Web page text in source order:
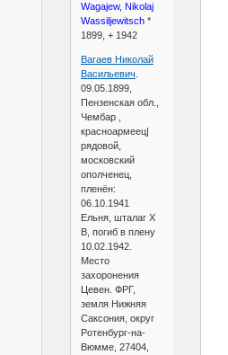
Wagajew, Nikolaj
Wassiljewitsch *
1899, + 1942
Вагаев Николай
Васильевич
09.05.1899,
Пензенская обл.,
Чембар ,
красноармеец|
рядовой,
московский
ополченец,
пленён:
06.10.1941
Ельня, шталаг X
B, погиб в плену
10.02.1942.
Место
захоронения
Цевен. ФРГ,
земля Нижняя
Саксония, округ
Ротенбург-на-
Вюмме, 27404,